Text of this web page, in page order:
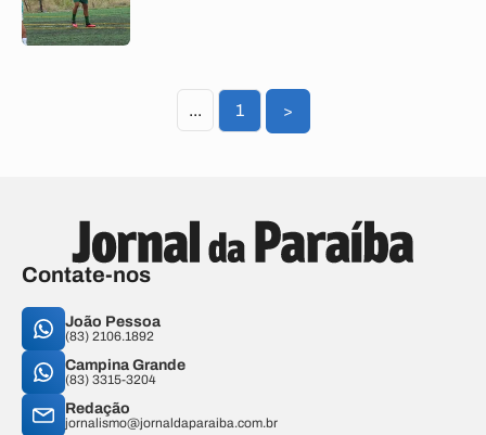
... 1 >
Contate-nos
João Pessoa
(83) 2106.1892
Campina Grande
(83) 3315-3204
Redação
jornalismo@jornaldaparaiba.com.br